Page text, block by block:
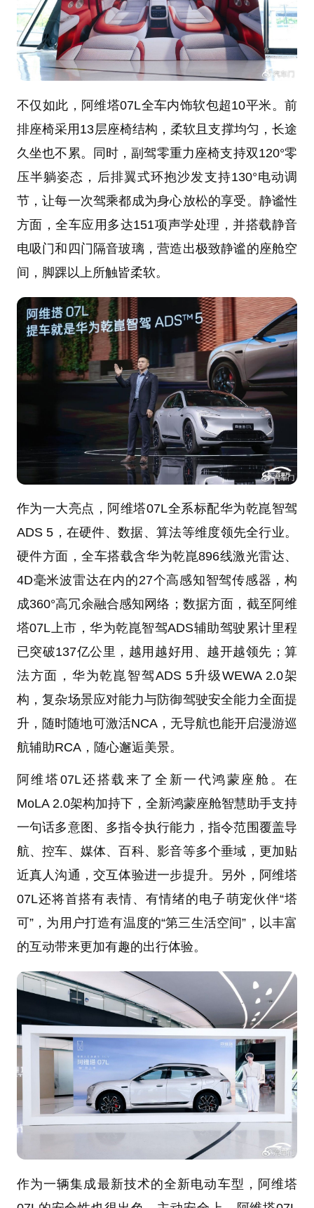
不仅如此，阿维塔07L全车内饰软包超10平米。前
排座椅采用13层座椅结构，柔软且支撑均匀，长途
久坐也不累。同时，副驾零重力座椅支持双120°零
压半躺姿态，后排翼式环抱沙发支持130°电动调
节，让每一次驾乘都成为身心放松的享受。静谧性
方面，全车应用多达151项声学处理，并搭载静音
电吸门和四门隔音玻璃，营造出极致静谧的座舱空
间，脚踝以上所触皆柔软。
作为一大亮点，阿维塔07L全系标配华为乾崑智驾
ADS 5，在硬件、数据、算法等维度领先全行业。
硬件方面，全车搭载含华为乾崑896线激光雷达、
4D毫米波雷达在内的27个高感知智驾传感器，构
成360°高冗余融合感知网络；数据方面，截至阿维
塔07L上市，华为乾崑智驾ADS辅助驾驶累计里程
已突破137亿公里，越用越好用、越开越领先；算
法方面，华为乾崑智驾ADS 5升级WEWA 2.0架
构，复杂场景应对能力与防御驾驶安全能力全面提
升，随时随地可激活NCA，无导航也能开启漫游巡
航辅助RCA，随心邂逅美景。
阿维塔07L还搭载来了全新一代鸿蒙座舱。在
MoLA 2.0架构加持下，全新鸿蒙座舱智慧助手支持
一句话多意图、多指令执行能力，指令范围覆盖导
航、控车、媒体、百科、影音等多个垂域，更加贴
近真人沟通，交互体验进一步提升。另外，阿维塔
07L还将首搭有表情、有情绪的电子萌宠伙伴“塔
可”，为用户打造有温度的“第三生活空间”，以丰富
的互动带来更加有趣的出行体验。
作为一辆集成最新技术的全新电动车型，阿维塔